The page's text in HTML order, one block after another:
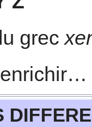
grec